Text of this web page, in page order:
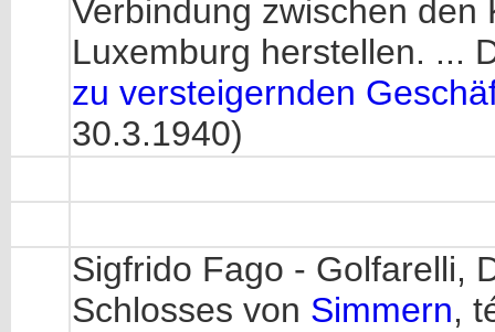
Verbindung zwischen
Luxemburg herstellen. ...
zu versteigernden
30.3.1940)
Sigfrido Fago - Golfarelli,
Schlosses von Simmern,